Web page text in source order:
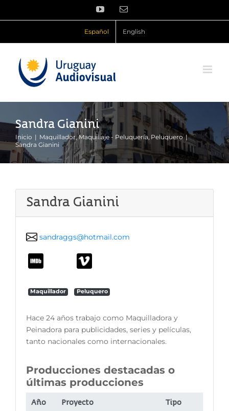
YouTubeCorreo
Español English
Sandra Gianini
Inicio Maquillador Maquillaje - Peluquería Peluquero
Sandra Gianini
Sandra Gianini
sandraggs@hotmail.com
Maquillador Peluquero
Hace 24 años trabajo como Maquilladora y
Peinadora para publicidades, series y películas,
tanto nacionales como internacionales.
Producciones destacadas o
últimas producciones
Año Proyecto Tipo